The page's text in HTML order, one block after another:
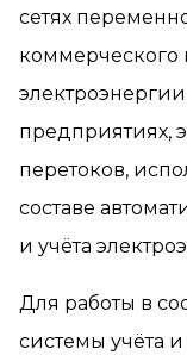
сетях
коммерческого
предприятиях,
перетоков,
составе
и учёта
Для работы в
системы учёта и